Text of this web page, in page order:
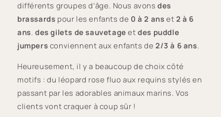
différents groupes d’âge. Nous avonsdes
brassards pour les enfants de 0 à 2 anset2 à 6
ans.des gilets de sauvetageetdes puddle
jumpersconviennent aux enfants de2/3 à 6 ans.
Heureusement, il y a beaucoup de choix côté
motifs : du léopard rose fluo aux requins stylés en
passant par les adorables animaux marins. Vos
clients vont craquer à coup sûr !